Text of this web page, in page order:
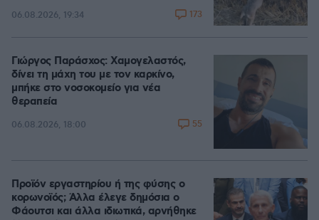
06.08.2026, 19:34 173
Γιώργος Παράσχος: Χαμογελαστός,
δίνει τη μάχη του με τον καρκίνο,
μπήκε στο νοσοκομείο για νέα
θεραπεία
06.08.2026, 18:00 55
Προϊόν εργαστηρίου ή της φύσης ο
κορωνοϊός; Άλλα έλεγε δημόσια ο
Φάουτσι και άλλα ιδιωτικά, αρνήθηκε